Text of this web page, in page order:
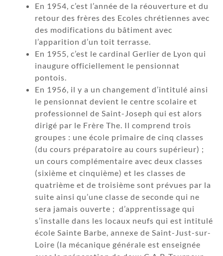
En 1954, c’est l’année de la réouverture et du
retour des frères des Ecoles chrétiennes avec
des modifications du bâtiment avec
l’apparition d’un toit terrasse.
En 1955, c’est le cardinal Gerlier de Lyon qui
inaugure officiellement le pensionnat
pontois.
En 1956, il y a un changement d’intitulé ainsi
le pensionnat devient le centre scolaire et
professionnel de Saint-Joseph qui est alors
dirigé par le Frère The. Il comprend trois
groupes : une école primaire de cinq classes
(du cours préparatoire au cours supérieur) ;
un cours complémentaire avec deux classes
(sixième et cinquième) et les classes de
quatrième et de troisième sont prévues par la
suite ainsi qu’une classe de seconde qui ne
sera jamais ouverte ; d’apprentissage qui
s’installe dans les locaux neufs qui est intitulé
école Sainte Barbe, annexe de Saint-Just-sur-
Loire (la mécanique générale est enseignée